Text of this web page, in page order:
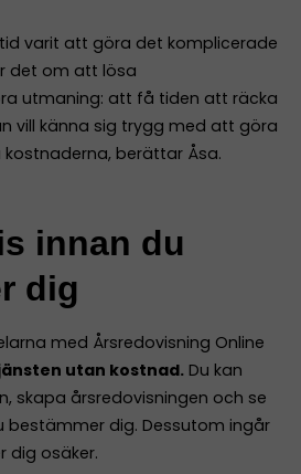
varit att göra det komplicerade
det om att lösa
utmaning: att få tiden att räcka
vill känna sig trygg med att göra
berättar Åsa.
innan du
dig
med Årsredovisning Online
utan kostnad. Du kan
skapa årsredovisningen och se
bestämmer dig. Dessutom ingår
dig osäker.